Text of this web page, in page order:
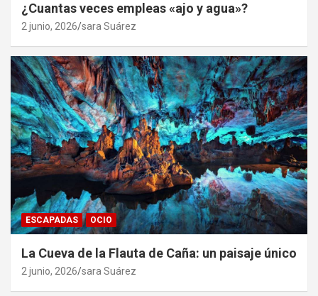
¿Cuantas veces empleas «ajo y agua»?
2 junio, 2026 sara Suárez
ESCAPADAS OCIO
La Cueva de la Flauta de Caña: un paisaje único
2 junio, 2026 sara Suárez